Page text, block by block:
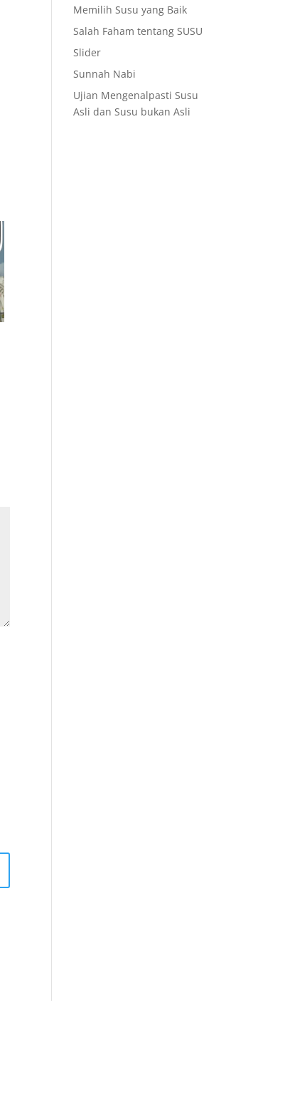
Memilih Susu yang Baik
Salah Faham tentang SUSU
Slider
Sunnah Nabi
Ujian Mengenalpasti Susu
Asli dan Susu bukan Asli